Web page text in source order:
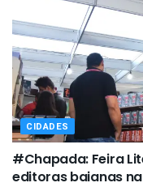
CIDADES
#Chapada: Feira
editoras baianas